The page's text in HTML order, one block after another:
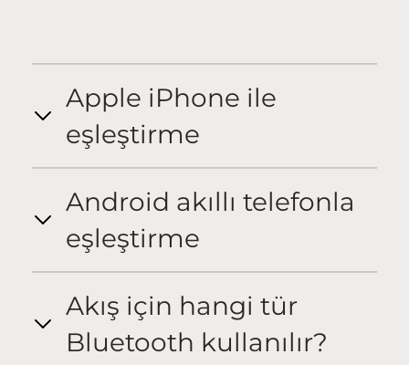
Apple iPhone ile
eşleştirme
Android akıllı telefonla
eşleştirme
Akış için hangi tür
Bluetooth kullanılır?